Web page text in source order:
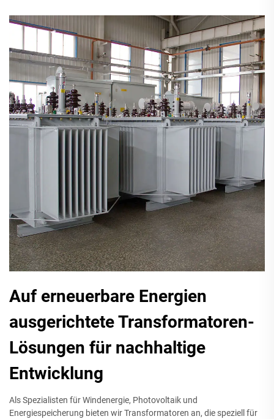
Auf erneuerbare Energien
ausgerichtete Transformatoren-
Lösungen für nachhaltige
Entwicklung
Als Spezialisten für Windenergie, Photovoltaik und
Energiespeicherung bieten wir Transformatoren an, die speziell für